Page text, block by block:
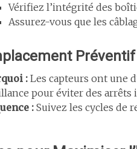
Vérifiez l’intégrité des
Assurez-vous que les
Préventif
:Les capteurs ont une
pour éviter des arrêts
: Suivez les cycles de